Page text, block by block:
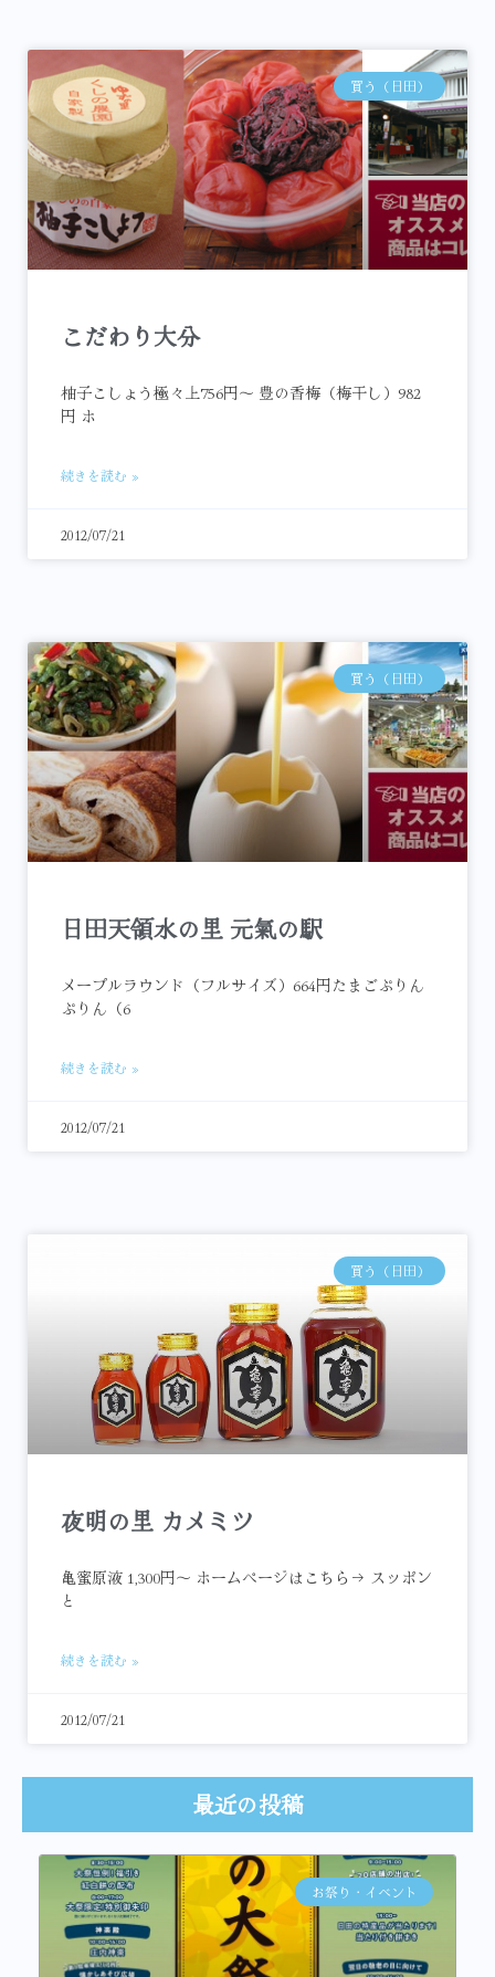
買う（日田）
こだわり大分
柚子こしょう極々上756円～ 豊の香梅（梅干し）982
円 ホ
続きを読む »
2012/07/21
買う（日田）
日田天領水の里 元氣の駅
メープルラウンド（フルサイズ）664円たまごぷりん
ぷりん（6
続きを読む »
2012/07/21
買う（日田）
夜明の里 カメミツ
亀蜜原液 1,300円～ ホームページはこちら→ スッポン
と
続きを読む »
2012/07/21
最近の投稿
お祭り・イベント